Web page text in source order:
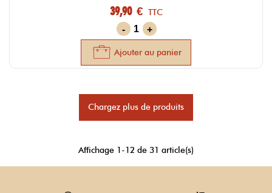
39,90 € TTC
-
+
Ajouter au panier
Chargez plus de produits
Affichage 1-12 de 31 article(s)